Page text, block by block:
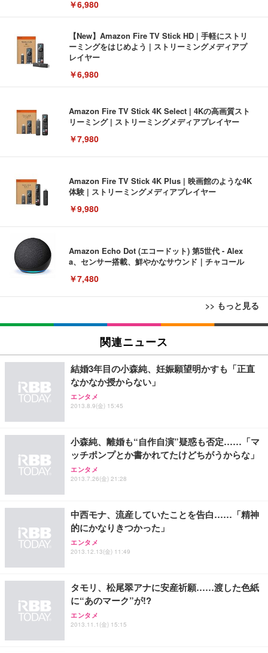
￥6,980
【New】Amazon Fire TV Stick HD | 手軽にストリ
ーミングをはじめよう | ストリーミングメディアプ
レイヤー
￥6,980
Amazon Fire TV Stick 4K Select | 4Kの高画質スト
リーミング | ストリーミングメディアプレイヤー
￥7,980
Amazon Fire TV Stick 4K Plus | 映画館のような4K
体験 | ストリーミングメディアプレイヤー
￥9,980
Amazon Echo Dot (エコードット) 第5世代 - Alex
a、センサー搭載、鮮やかなサウンド｜チャコール
￥7,480
>> もっと見る
[EdoErgo] オフィスチェア 椅子 テレワーク 疲れな
い 跳ね上げ式アームレスト コンパクト 約105度ロッ
キング pc 事務椅子 360度回転 座面昇降 強化ナイロ
ン樹脂ベース 通気性メッシュ 在宅ワーク H-WY01
(黒網+黒枠+黒足)
￥5,699
SIHOO B100 オフィスチェア／デスクチェア メッシ
Sezlife オフィスチェア デスクチェア 疲れない テレ
ワーク チェア 強化バックレスト 30度ロッキング機
ョン PCチェア 通気性メッシュ ゲーミング/勉強/事
務用 おしゃれ パソコンチェア (ブラック)
￥7,680
Sezlife オフィスチェア デスクチェア 疲れない テレ
ワーク チェア 強化バックレスト 30度ロッキング機
ョン PCチェア 通気性メッシュ ゲーミング/勉強/事
務用 おしゃれ パソコンチェア (ホワイト)
ANDWINT オフィスチェア デスクチェア 肘なし メ
ッシュ 通気性 ランバーサポート付き 腰サポート ガ
ス圧無段階昇降 360度回転 キャスター付き コンパク
EIZO ビジネス向けプレミアムモニター | FlexScan
EV3240X-WT | 31.5型4K UHD・USB Type-C・ホワ
￥105,595
EIZO ビジネス向けプレミアムモニター | FlexScan
EV2740X-WT | 27.0型4K UHD・USB Type-C・ホワ
￥109,572
【純正品】27"ゲーミングモニター DualSense 充電
フック付き（CFI-ZDM1J）
【整備済み品】Dell E2724HS 27インチ 液晶モニタ
ー フルHD（1920×1080）VA 非光沢 HDMI/DisplayP
【MiniLED/24.5inch/280Hz/FHD】GRAPHT THE S
HOOTER Gaming Monitor 24” Essential ゲーミン
グモニター QD 24.5インチ 1ms FHD 量子ドット 残
Amazonベーシック ペットシーツ 薄型 レギュラー 1
回使い捨て 無香料 ホワイト 300枚
￥3,373
Amazonベーシック ペットシーツ 厚型 ワイド 42枚
ネオ・ルーライフ ネオ・オムツ L 中型犬用 26枚入
Smart Basic(スマートベーシック) 【Amazon.co.jp
限定】 Smart Basic アイリスオーヤマ ペットシーツ
アイリスオーヤマ ペットシーツ 超厚型 お徳用 レギ
ュラー 200枚入【Amazon.co.jp限定】
関連ニュース
結婚3年目の小森純、妊娠願望明かすも「正直
なかなか授からない」
エンタメ
2013.8.9(金) 15:45
小森純、離婚も“自作自演”疑惑も否定……「マ
ッチポンプとか書かれてたけどちがうからな」
エンタメ
2013.7.26(金) 21:28
中西モナ、流産していたことを告白……「精神
的にかなりきつかった」
エンタメ
2013.12.13(金) 11:49
タモリ、松尾翠アナに安産祈願……渡した色紙
に“あのマーク”が!?
エンタメ
2013.11.1(金) 15:15